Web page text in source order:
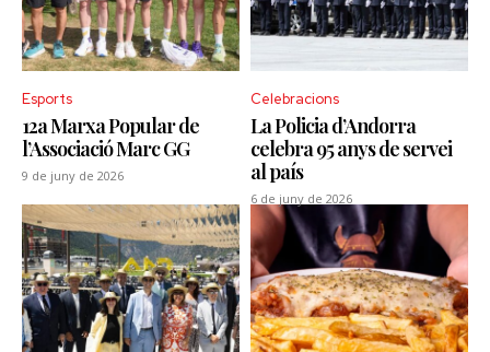
Esports
12a Marxa Popular de
l’Associació Marc GG
9 de juny de 2026
Celebracions
La Policia d’Andorra
celebra 95 anys de servei
al país
6 de juny de 2026